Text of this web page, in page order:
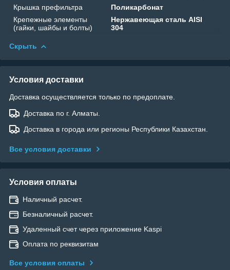
Крышка префильтра
Поликарбонат
Крепежные элементы
(гайки, шайбы и болты)
Нержавеющая сталь AISI
304
Скрыть
Условия доставки
Доставка осуществляется только по предоплате.
Доставка по г. Алматы.
Доставка в города или регионы Республики Казахстан.
Все условия доставки
Условия оплаты
Наличный расчет.
Безналичный расчет.
Удаленный счет через приложение Kaspi
Оплата по реквизитам
Все условия оплаты